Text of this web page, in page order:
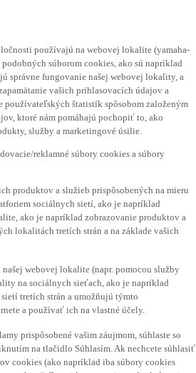
používajú na webovej lokalite (yamaha-
súborom cookies, ako sú napríklad
správne fungovanie našej webovej lokality, a
vašich prihlasovacích údajov a
štatistík spôsobom založeným
ktoré nám pomáhajú pochopiť to, ako
služby a marketingové úsilie.
reklamné súbory cookies a súbory
produktov a služieb prispôsobených na mieru
sociálnych sietí, ako je napríklad
ako je napríklad zobrazovanie produktov a
lokalitách tretích strán a na základe vašich
webovej lokalite (napr. pomocou služby
na sociálnych sieťach, ako je napríklad
tretích strán a umožňujú týmto
a používať ich na vlastné účely.
prispôsobené vašim záujmom, súhlaste so
na tlačidlo Súhlasím. Ak nechcete súhlasiť
cookies (ako napríklad iba súbory cookies